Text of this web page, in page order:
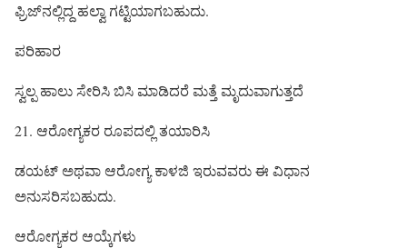
ಫ್ರಿಜ್‌ನಲ್ಲಿದ್ದ ಹಲ್ವಾ ಗಟ್ಟಿಯಾಗಬಹುದು.
ಪರಿಹಾರ
ಸ್ವಲ್ಪ ಹಾಲು ಸೇರಿಸಿ ಬಿಸಿ ಮಾಡಿದರೆ ಮತ್ತೆ ಮೃದುವಾಗುತ್ತದೆ
21. ಆರೋಗ್ಯಕರ ರೂಪದಲ್ಲಿ ತಯಾರಿಸಿ
ಡಯಟ್ ಅಥವಾ ಆರೋಗ್ಯ ಕಾಳಜಿ ಇರುವವರು ಈ ವಿಧಾನ
ಅನುಸರಿಸಬಹುದು.
ಆರೋಗ್ಯಕರ ಆಯ್ಕೆಗಳು